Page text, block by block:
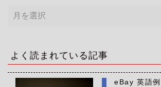
ア
ー
ブ
よく読まれている記事
eBay 英語